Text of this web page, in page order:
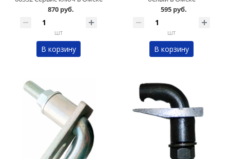
870 руб.
шт
В корзину
595 руб.
шт
В корзину